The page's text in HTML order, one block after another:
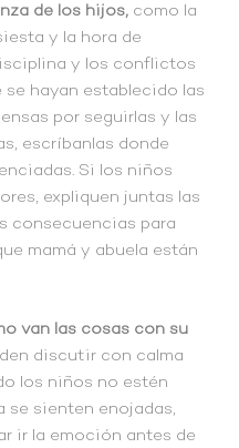
de los hijos, como la
y la hora de
y los conflictos
se hayan establecido las
por seguirlas y las
escríbanlas donde
Si los niños
expliquen juntas las
consecuencias para
mamá y abuela están
van las cosas con su
discutir con calma
los niños no estén
se sienten enojadas,
ir la emoción antes de